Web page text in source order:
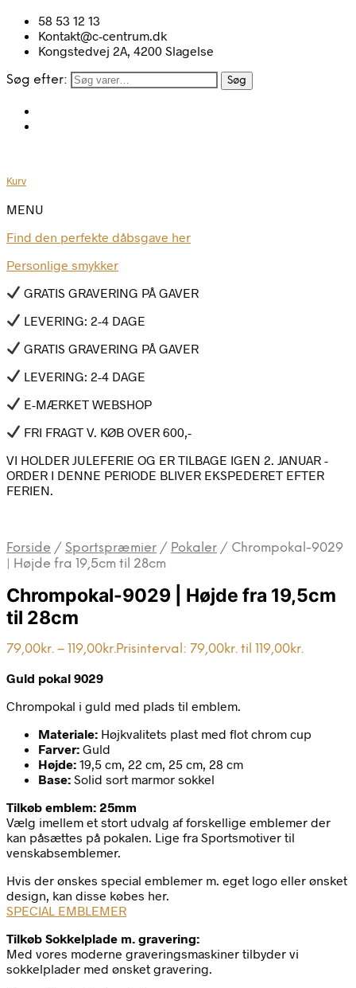
58 53 12 13
Kontakt@c-centrum.dk
Kongstedvej 2A, 4200 Slagelse
Søg efter: Søg
Kurv
MENU
Find den perfekte dåbsgave her
Personlige smykker
GRATIS GRAVERING PÅ GAVER
LEVERING: 2-4 DAGE
GRATIS GRAVERING PÅ GAVER
LEVERING: 2-4 DAGE
E-MÆRKET WEBSHOP
FRI FRAGT V. KØB OVER 600,-
VI HOLDER JULEFERIE OG ER TILBAGE IGEN 2. JANUAR -
ORDER I DENNE PERIODE BLIVER EKSPEDERET EFTER
FERIEN.
Forside / Sportspræmier / Pokaler / Chrompokal-9029
| Højde fra 19,5cm til 28cm
Chrompokal-9029 | Højde fra 19,5cm
til 28cm
79,00kr. – 119,00kr.Prisinterval: 79,00kr. til 119,00kr.
Guld pokal 9029
Chrompokal i guld med plads til emblem.
Materiale: Højkvalitets plast med flot chrom cup
Farver: Guld
Højde: 19,5 cm, 22 cm, 25 cm, 28 cm
Base: Solid sort marmor sokkel
Tilkøb emblem: 25mm
Vælg imellem et stort udvalg af forskellige emblemer der
kan påsættes på pokalen. Lige fra Sportsmotiver til
venskabsemblemer.
Hvis der ønskes special emblemer m. eget logo eller ønsket
design, kan disse købes her.
SPECIAL EMBLEMER
Tilkøb Sokkelplade m. gravering:
Med vores moderne graveringsmaskiner tilbyder vi
sokkelplader med ønsket gravering.